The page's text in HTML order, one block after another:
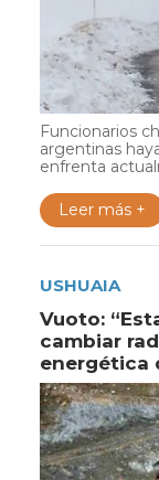
Funcionarios
argentinas
enfrenta
Leer más +
USHUAIA
Vuoto:
cambiar
energética